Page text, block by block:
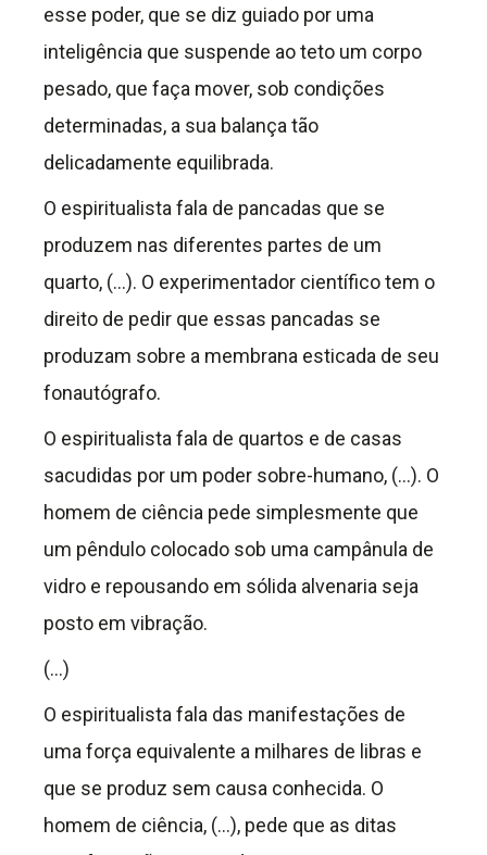
esse poder, que se diz guiado por uma
inteligência que suspende ao teto um corpo
pesado, que faça mover, sob condições
determinadas, a sua balança tão
delicadamente equilibrada.
O espiritualista fala de pancadas que se
produzem nas diferentes partes de um
quarto, (…). O experimentador científico tem o
direito de pedir que essas pancadas se
produzam sobre a membrana esticada de seu
fonautógrafo.
O espiritualista fala de quartos e de casas
sacudidas por um poder sobre-humano, (…). O
homem de ciência pede simplesmente que
um pêndulo colocado sob uma campânula de
vidro e repousando em sólida alvenaria seja
posto em vibração.
(…)
O espiritualista fala das manifestações de
uma força equivalente a milhares de libras e
que se produz sem causa conhecida. O
homem de ciência, (…), pede que as ditas